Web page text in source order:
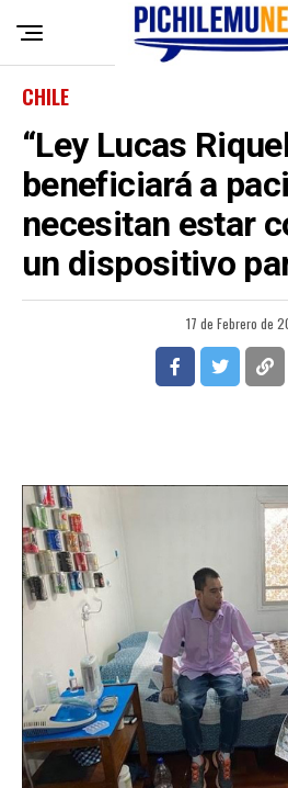
CHILE
“Ley Lucas
beneficiará a
necesitan estar
un dispositivo
17 de Febrero de